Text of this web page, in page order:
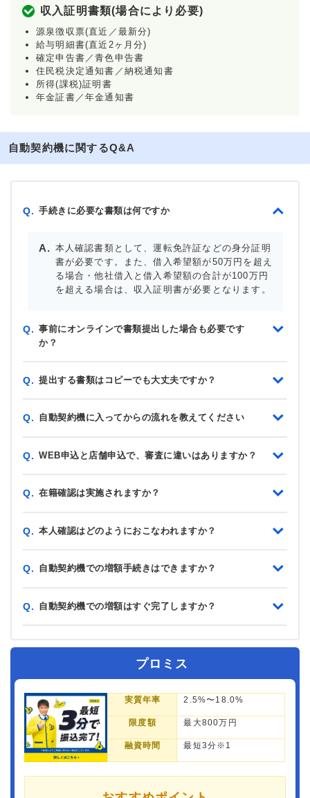
収入証明書類(場合により必要)
源泉徴収票(直近／最新分)
給与明細書(直近2ヶ月分)
確定申告書／青色申告書
住民税決定通知書／納税通知書
所得(課税)証明書
年金証書／年金通知書
自動契約機に関するQ&A
Q. 手続きに必要な書類は何ですか
本人確認書類として、運転免許証などの身分証明
書が必要です。また、借入希望額が50万円を超え
る場合・他社借入と借入希望額の合計が100万円
を超える場合は、収入証明書が必要となります。
Q. 事前にオンラインで書類提出した場合も必要です
か？
Q. 提出する書類はコピーでも大丈夫ですか？
Q. 自動契約機に入ってからの流れを教えてください
Q. WEB申込と店舗申込で、審査に違いはありますか？
Q. 在籍確認は実施されますか？
Q. 本人確認はどのようにおこなわれますか？
Q. 自動契約機での増額手続きはできますか？
Q. 自動契約機での増額はすぐ完了しますか？
プロミス
実質年率 2.5%〜18.0%
限度額 最大800万円
融資時間 最短3分※1